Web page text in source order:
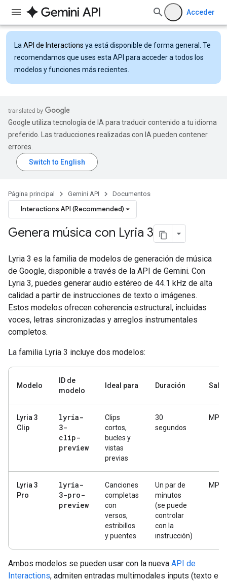
Acceder
La API de Interactions ya está disponible de forma general. Te
recomendamos que uses esta API para acceder a todos los
modelos y funciones más recientes.
Google utiliza tecnología de IA para traducir contenido a tu idioma
preferido. Las traducciones realizadas con IA pueden contener
errores.
Página principal Gemini API Documentos
Interactions API (Recommended)
Genera música con Lyria 3
Lyria 3 es la familia de modelos de generación de música
de Google, disponible a través de la API de Gemini. Con
Lyria 3, puedes generar audio estéreo de 44.1 kHz de alta
calidad a partir de instrucciones de texto o imágenes.
Estos modelos ofrecen coherencia estructural, incluidas
voces, letras sincronizadas y arreglos instrumentales
completos.
La familia Lyria 3 incluye dos modelos:
Modelo
ID de
modelo
Ideal para Duración
Lyria 3
Clip
lyria-
3-
clip-
preview
Clips
cortos,
bucles y
vistas
previas
30
segundos
MP3
Lyria 3
Pro
lyria-
3-pro-
preview
Canciones
completas
con
versos,
estribillos
y puentes
Un par de
minutos
(se puede
controlar
con la
instrucción)
MP3
Ambos modelos se pueden usar con la nueva API de
Interactions, admiten entradas multimodales inputs (texto e